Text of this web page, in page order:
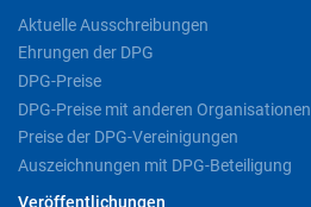
Aktuelle Ausschreibungen
Ehrungen der DPG
DPG-Preise
DPG-Preise mit anderen Organisationen
Preise der DPG-Vereinigungen
Auszeichnungen mit DPG-Beteiligung
Veröffentlichungen